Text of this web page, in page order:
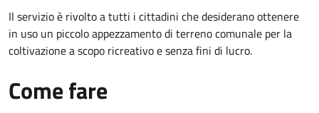
Il servizio è rivolto a tutti i cittadini che desiderano ottenere
in uso un piccolo appezzamento di terreno comunale per la
coltivazione a scopo ricreativo e senza fini di lucro.
Come fare